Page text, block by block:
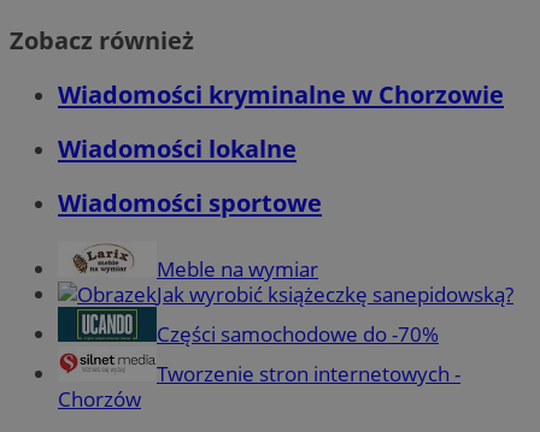
Zobacz również
Wiadomości kryminalne w Chorzowie
Wiadomości lokalne
Wiadomości sportowe
Meble na wymiar
Jak wyrobić książeczkę sanepidowską?
Części samochodowe do -70%
Tworzenie stron internetowych -
Chorzów